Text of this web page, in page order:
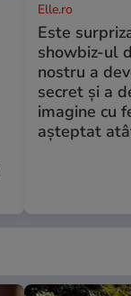
Elle.ro
Este
showbiz-ul
nostru a
secret și a
imagine cu
așteptat